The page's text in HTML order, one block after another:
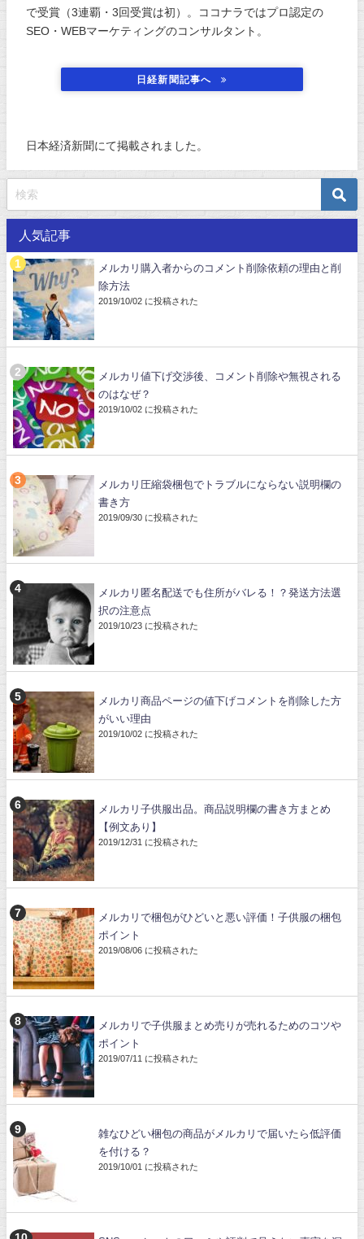
で受賞（3連覇・3回受賞は初）。ココナラではプロ認定の
SEO・WEBマーケティングのコンサルタント。
日経新聞記事へ
日本経済新聞にて掲載されました。
人気記事
メルカリ購入者からのコメント削除依頼の理由と削
除方法
2019/10/02 に投稿された
メルカリ値下げ交渉後、コメント削除や無視される
のはなぜ？
2019/10/02 に投稿された
メルカリ圧縮袋梱包でトラブルにならない説明欄の
書き方
2019/09/30 に投稿された
メルカリ匿名配送でも住所がバレる！？発送方法選
択の注意点
2019/10/23 に投稿された
メルカリ商品ページの値下げコメントを削除した方
がいい理由
2019/10/02 に投稿された
メルカリ子供服出品。商品説明欄の書き方まとめ
【例文あり】
2019/12/31 に投稿された
メルカリで梱包がひどいと悪い評価！子供服の梱包
ポイント
2019/08/06 に投稿された
メルカリで子供服まとめ売りが売れるためのコツや
ポイント
2019/07/11 に投稿された
雑なひどい梱包の商品がメルカリで届いたら低評価
を付ける？
2019/10/01 に投稿された